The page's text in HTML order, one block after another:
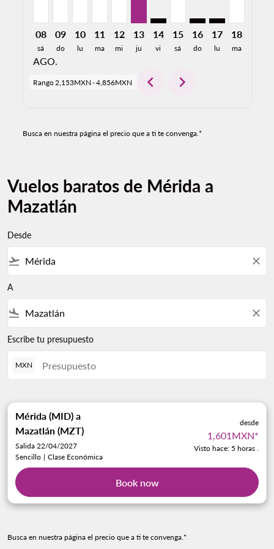
08
sá
AGO.
09
do
10
lu
11
ma
12
mi
13
ju
14
vi
15
sá
16
do
17
lu
18
ma
Rango2,153MXN -4,856MXN chevron_left chevron_right
Busca en nuestra página el precio que a ti te convenga.*
Vuelos baratos de Mérida a
Mazatlán
Desde
flight_takeoff close
A
flight_land close
Escribe tu presupuesto
MXN
Mérida (MID) a
Mazatlán (MZT)
Salida 22/04/2027
Sencillo | Clase Económica
desde
1,601MXN*
Visto hace: 5 horas .
Book now
Busca en nuestra página el precio que a ti te convenga.*